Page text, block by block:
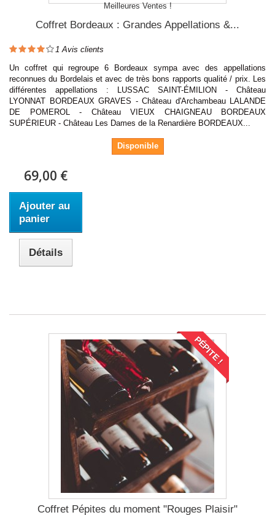
Meilleures Ventes !
Coffret Bordeaux : Grandes Appellations &...
1 Avis clients
Un coffret qui regroupe 6 Bordeaux sympa avec des appellations
reconnues du Bordelais et avec de très bons rapports qualité / prix. Les
différentes appellations : LUSSAC SAINT-ÉMILION - Château
LYONNAT BORDEAUX GRAVES - Château d'Archambeau LALANDE
DE POMEROL - Château VIEUX CHAIGNEAU BORDEAUX
SUPÉRIEUR - Château Les Dames de la Renardière BORDEAUX...
Disponible
69,00 €
Ajouter au
panier
Détails
PÉPITE !
Coffret Pépites du moment "Rouges Plaisir"